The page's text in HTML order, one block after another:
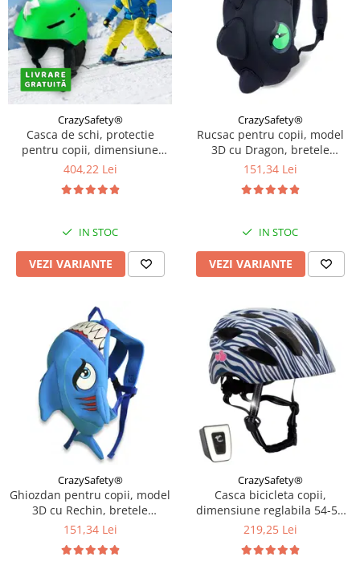
CrazySafety®
Casca de schi, protectie
pentru copii, dimensiune
reglabila 58-61cm, Diverse
404,22 Lei
IN STOC
VEZI VARIANTE
CrazySafety®
Rucsac pentru copii, model
3D cu Dragon, bretele
ajustabile, Diverse culori
151,34 Lei
IN STOC
VEZI VARIANTE
CrazySafety®
Ghiozdan pentru copii, model
3D cu Rechin, bretele
ajustabile, Bleu
151,34 Lei
CrazySafety®
Casca bicicleta copii,
dimensiune reglabila 54-58
cm, 6-12 ani, Dark Blue
219,25 Lei